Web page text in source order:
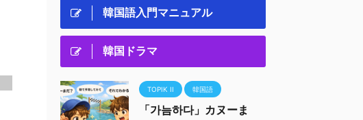
韓国語入門マニュアル
韓国ドラマ
TOPIK II 韓国語
「가늠하다」カヌーま